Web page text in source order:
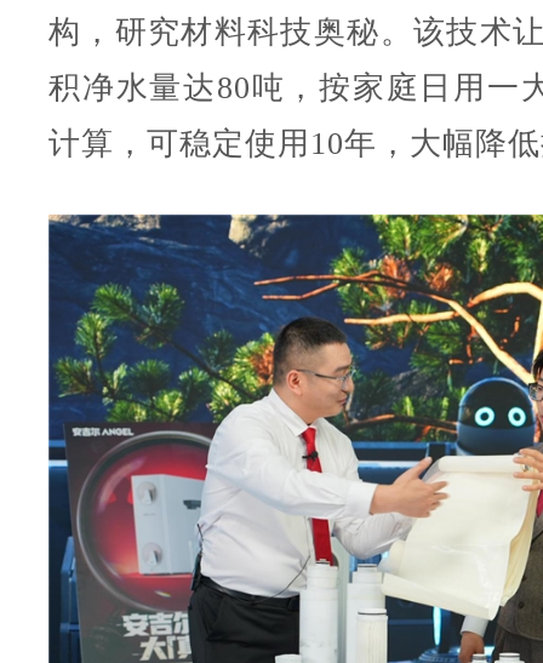
构，研究材料科技奥秘。该技术
积净水量达80吨，按家庭日用一
计算，可稳定使用10年，大幅降